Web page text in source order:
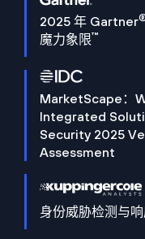
2025 年 Gartner
魔力象限™
MarketScape：
Integrated
Security 2025
Assessment
身份威胁检测与